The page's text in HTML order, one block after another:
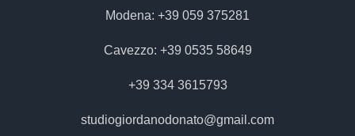
Modena: +39 059 375281
Cavezzo: +39 0535 58649
+39 334 3615793
studiogiordanodonato@gmail.com